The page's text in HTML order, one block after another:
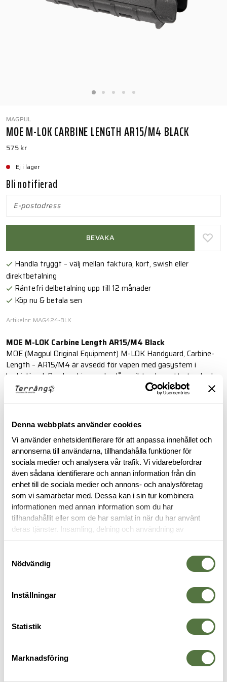
Denna webbplats använder cookies
Vi använder enhetsidentifierare för att anpassa innehållet och
annonserna till användarna, tillhandahålla funktioner för
sociala medier och analysera vår trafik. Vi vidarebefordrar
även sådana identifierare och annan information från din
enhet till de sociala medier och annons- och analysföretag
som vi samarbetar med. Dessa kan i sin tur kombinera
informationen med annan information som du har
tillhandahållit eller som de har samlat in när du har använt
deras tjänster. Insamling, delning och användning av
personuppgifter kan användas för personalisering av
Nödvändig
Inställningar
Statistik
Marknadsföring
MAGPUL
MOE M-LOK CARBINE LENGTH AR15/M4 BLACK
575 kr
Ej i lager
Bli notifierad
BEVAKA
Handla tryggt – välj mellan faktura, kort, swish eller
direktbetalning
Räntefri delbetalning upp till 12 månader
Köp nu & betala sen
Artikelnr: MAG424-BLK
MOE M-LOK Carbine Length AR15/M4 Black
MOE (Magpul Original Equipment) M-LOK Handguard, Carbine-
Length – AR15/M4 är avsedd för vapen med gasystem i
karbinlängd. Den kombinerar den låga vikten hos ett standard
handguard med den modulära flexibiliteten hos vårt M-LOK-
Läs mer
BESKRIVNING
RECENSIONER
OM VARUMÄRKET
VAPENTILLBEHÖR